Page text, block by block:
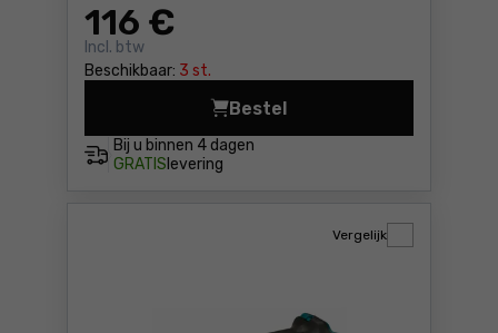
116 €
Incl. btw
Beschikbaar: 3 st.
Bij u binnen 4 dagen
GRATIS levering
Bestel
Lakfrees Scheppach
Vergelijk